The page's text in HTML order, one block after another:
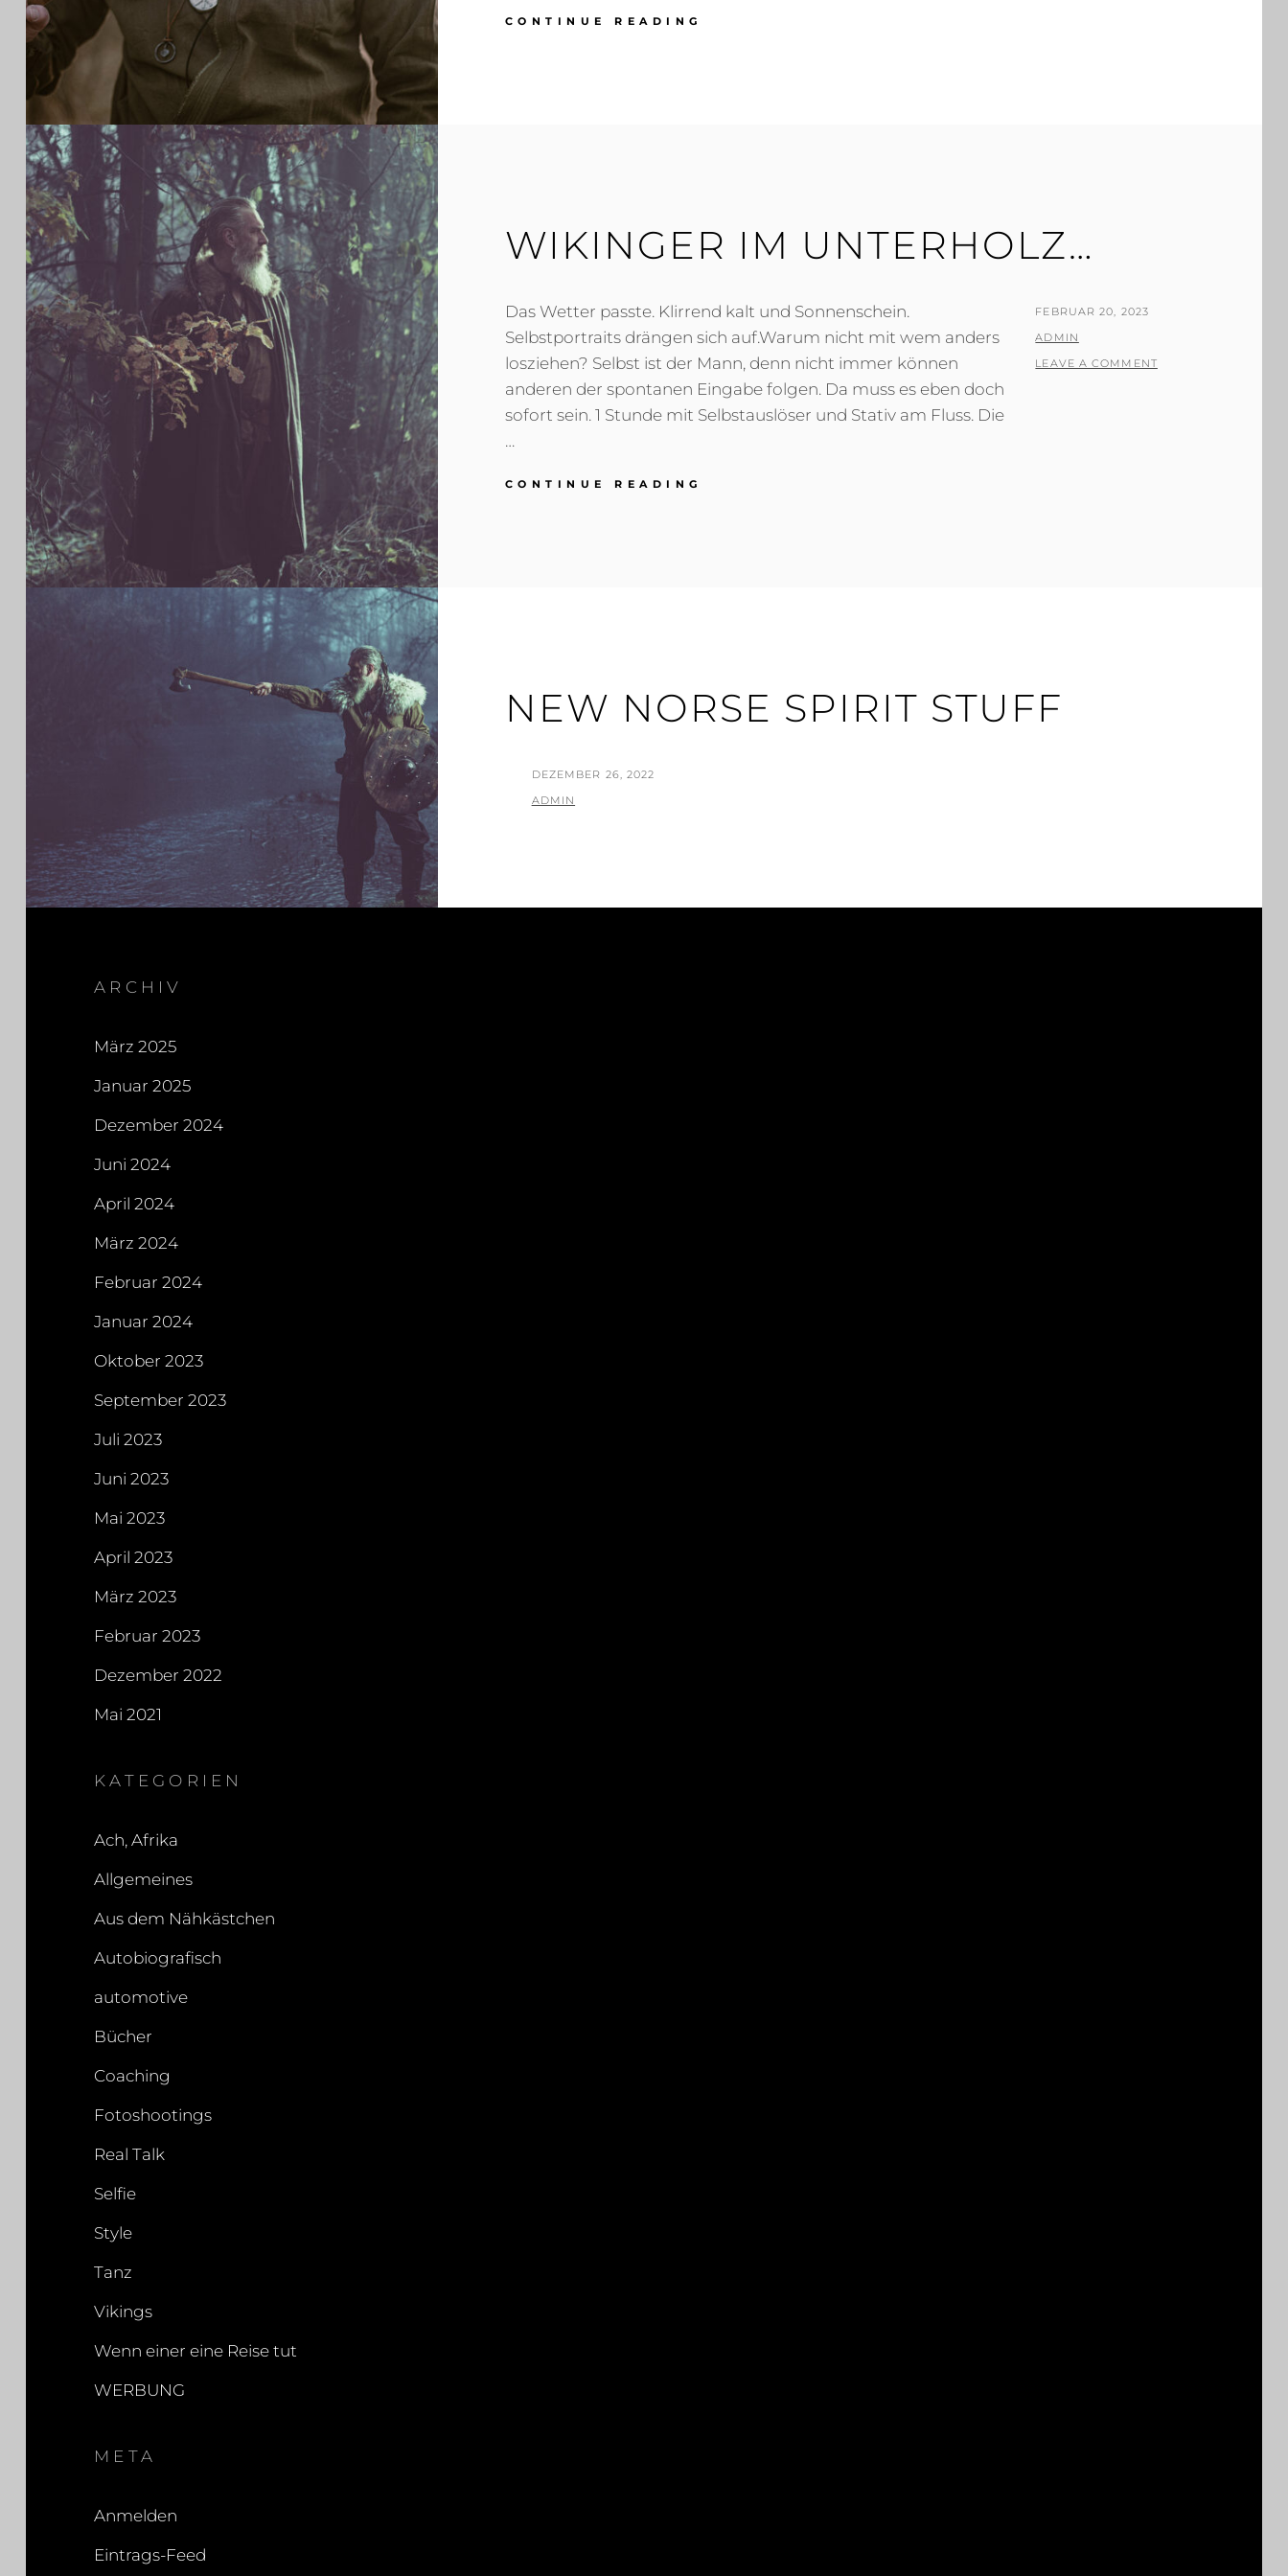
CONTINUE READING
WIKINGER IM UNTERHOLZ…
Das Wetter passte. Klirrend kalt und Sonnenschein.
Selbstportraits drängen sich auf.Warum nicht mit wem anders
losziehen? Selbst ist der Mann, denn nicht immer können
anderen der spontanen Eingabe folgen. Da muss es eben doch
sofort sein. 1 Stunde mit Selbstauslöser und Stativ am Fluss. Die
…
CONTINUE READING
POSTED
ON
FEBRUAR 20, 2023
BY
ADMIN
LEAVE A COMMENT
NEW NORSE SPIRIT STUFF
POSTED
ON
DEZEMBER 26, 2022
BY
ADMIN
ARCHIV
März 2025
Januar 2025
Dezember 2024
Juni 2024
April 2024
März 2024
Februar 2024
Januar 2024
Oktober 2023
September 2023
Juli 2023
Juni 2023
Mai 2023
April 2023
März 2023
Februar 2023
Dezember 2022
Mai 2021
KATEGORIEN
Ach, Afrika
Allgemeines
Aus dem Nähkästchen
Autobiografisch
automotive
Bücher
Coaching
Fotoshootings
Real Talk
Selfie
Style
Tanz
Vikings
Wenn einer eine Reise tut
WERBUNG
META
Anmelden
Eintrags-Feed